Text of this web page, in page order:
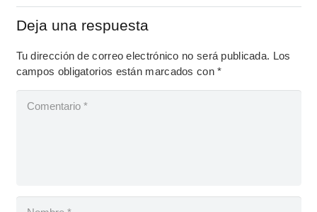
Deja una respuesta
Tu dirección de correo electrónico no será publicada. Los
campos obligatorios están marcados con*